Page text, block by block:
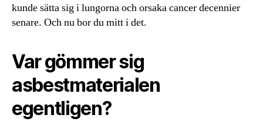
kunde sätta sig i lungorna och orsaka cancer decennier
senare. Och nu bor du mitt i det.
Var gömmer sig
asbestmaterialen
egentligen?